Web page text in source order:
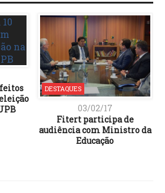
DESTAQUES
03/02/17
Fitert participa de
audiência com Ministro da
Educação